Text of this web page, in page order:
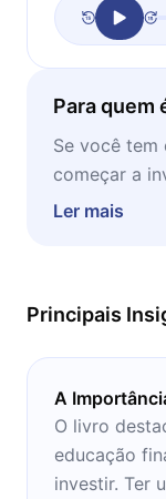
Para quem
Se você tem
começar a
Ler mais
Principais
A
O livro
educação
investir. Ter